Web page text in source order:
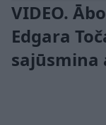
VIDEO.
Edgara
sajūsmina